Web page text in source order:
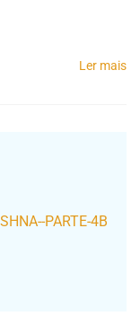
Ler mais